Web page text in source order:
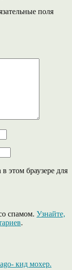
поля
этом браузере для
спамом. Узнайте,
.